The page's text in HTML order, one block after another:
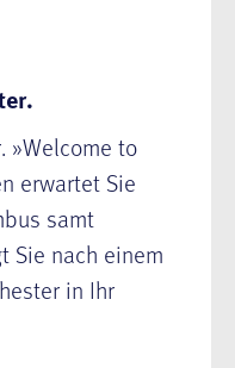
»Welcome to
erwartet Sie
samt
Sie nach einem
in Ihr